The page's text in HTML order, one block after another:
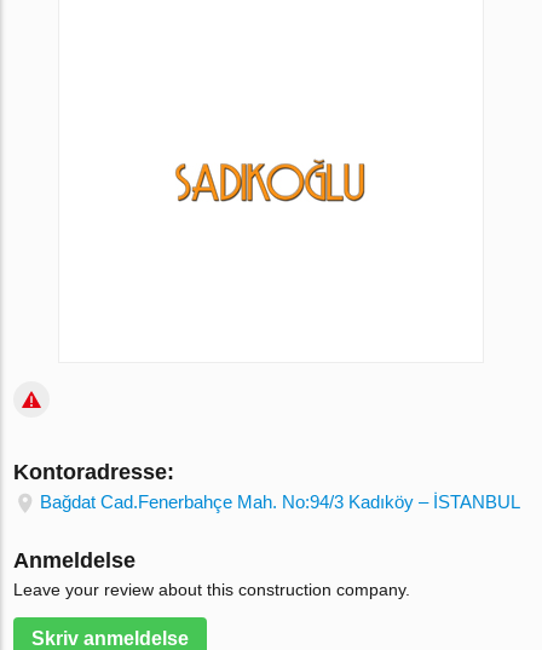
Kontoradresse:
Bağdat Cad.Fenerbahçe Mah. No:94/3 Kadıköy – İSTANBUL
Anmeldelse
Leave your review about this construction company.
Skriv anmeldelse